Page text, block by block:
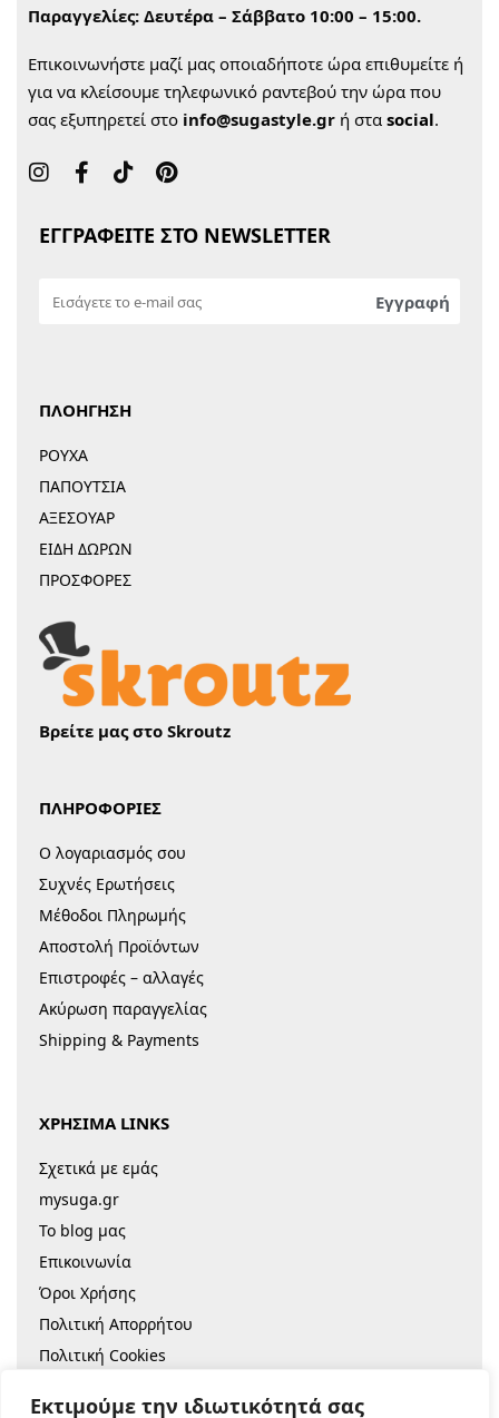
Εκτιμούμε την ιδιωτικότητά σας
Παραγγελίες: Δευτέρα – Σάββατο 10:00 – 15:00.
Επικοινωνήστε μαζί μας οποιαδήποτε ώρα επιθυμείτε ή
για να κλείσουμε τηλεφωνικό ραντεβού την ώρα που
σας εξυπηρετεί στο info@sugastyle.gr ή στα social.
ΕΓΓΡΑΦΕΙΤΕ ΣΤΟ NEWSLETTER
ΠΛΟΗΓΗΣΗ
ΡΟΥΧΑ
ΠΑΠΟΥΤΣΙΑ
ΑΞΕΣΟΥΑΡ
ΕΙΔΗ ΔΩΡΩΝ
ΠΡΟΣΦΟΡΕΣ
Βρείτε μας στο Skroutz
ΠΛΗΡΟΦΟΡΙΕΣ
Ο λογαριασμός σου
Συχνές Ερωτήσεις
Μέθοδοι Πληρωμής
Αποστολή Προϊόντων
Επιστροφές – αλλαγές
Ακύρωση παραγγελίας
Shipping & Payments
ΧΡΗΣΙΜΑ LINKS
Σχετικά με εμάς
mysuga.gr
Το blog μας
Επικοινωνία
Όροι Χρήσης
Πολιτική Απορρήτου
Πολιτική Cookies